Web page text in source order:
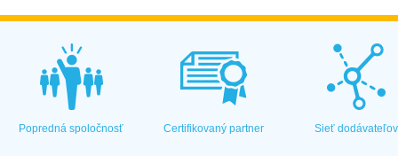
Popredná spoločnosť Certifikovaný partner Sieť dodávateľov